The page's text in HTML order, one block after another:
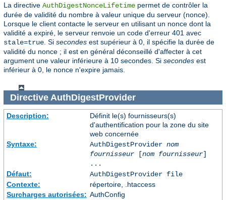
La directive AuthDigestNonceLifetime permet de contrôler la
durée de validité du nombre à valeur unique du serveur (nonce).
Lorsque le client contacte le serveur en utilisant un nonce dont la
validité a expiré, le serveur renvoie un code d'erreur 401 avec
stale=true . Si secondes est supérieur à 0, il spécifie la durée de
validité du nonce ; il est en général déconseillé d'affecter à cet
argument une valeur inférieure à 10 secondes. Si secondes est
inférieur à 0, le nonce n'expire jamais.
Directive AuthDigestProvider
Description:
Définit le(s) fournisseurs(s)
d'authentification pour la zone du site
web concernée
Syntaxe:
AuthDigestProvider nom
fournisseur[nom fournisseur]
...
Défaut:
AuthDigestProvider file
Contexte:
répertoire, .htaccess
Surcharges autorisées: AuthConfig